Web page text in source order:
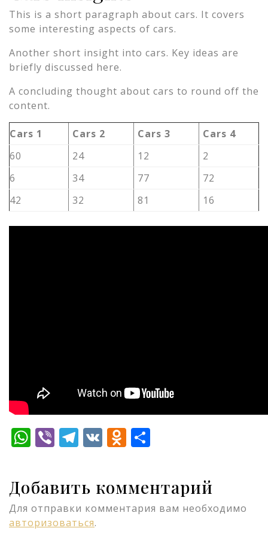
This is a short paragraph about cars. It covers
some interesting aspects of cars.
Another short insight into cars. Key ideas are
briefly discussed here.
A concluding thought about cars to round off the
content.
Cars 1 Cars 2 Cars 3
Cars 4
60
24 12
2
6
34 77
72
42
32 81 16
WhatsApp
ViberTelegram
VKOdnoklassniki
Добавить комментарий
Для отправки комментария вам необходимо
авторизоваться.